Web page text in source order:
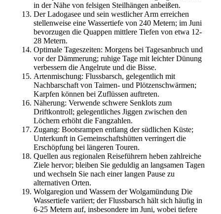
in der Nähe von felsigen Steilhängen anbeißen.
Der Ladogasee und sein westlicher Arm erreichen
stellenweise eine Wassertiefe von 240 Metern; im Juni
bevorzugen die Quappen mittlere Tiefen von etwa 12-
28 Metern.
Optimale Tageszeiten: Morgens bei Tagesanbruch und
vor der Dämmerung; ruhige Tage mit leichter Dünung
verbessern die Angelrute und die Bisse.
Artenmischung: Flussbarsch, gelegentlich mit
Nachbarschaft von Taimen- und Plötzenschwärmen;
Karpfen können bei Zuflüssen auftreten.
Näherung: Verwende schwere Senklots zum
Driftkontroll; gelegentliches Jiggen zwischen den
Löchern erhöht die Fangzahlen.
Zugang: Bootsrampen entlang der südlichen Küste;
Unterkunft in Gemeinschaftshütten verringert die
Erschöpfung bei längeren Touren.
Quellen aus regionalen Reiseführern heben zahlreiche
Ziele hervor; bleiben Sie geduldig an langsamen Tagen
und wechseln Sie nach einer langen Pause zu
alternativen Orten.
Wolgaregion und Wassern der Wolgamündung Die
Wassertiefe variiert; der Flussbarsch hält sich häufig in
6-25 Metern auf, insbesondere im Juni, wobei tiefere